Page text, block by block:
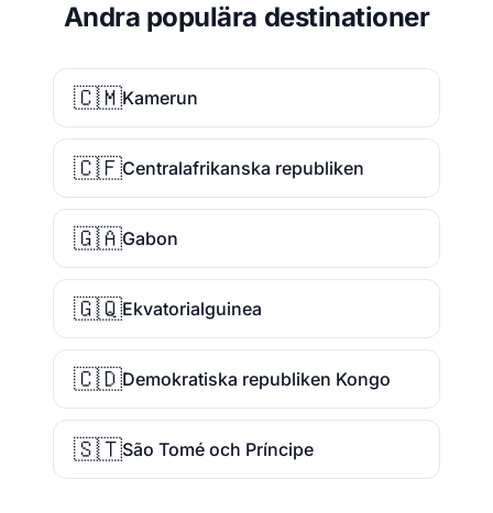
Andra populära destinationer
🇨🇲Kamerun
🇨🇫Centralafrikanska republiken
🇬🇦Gabon
🇬🇶Ekvatorialguinea
🇨🇩Demokratiska republiken Kongo
🇸🇹São Tomé och Príncipe